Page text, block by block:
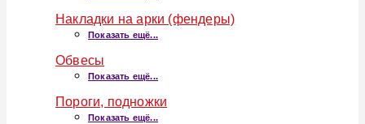
Накладки на арки (фендеры)
Показать ещё...
Обвесы
Показать ещё...
Пороги, подножки
Показать ещё...